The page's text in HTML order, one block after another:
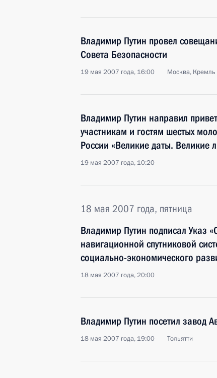
Владимир Путин провел
Совета Безопасности
19 мая 2007 года, 16:00 Москва, Кремль
Владимир Путин направил
участникам и гостям шестых
России «Великие даты. Великие
19 мая 2007 года, 10:20
18 мая 2007 года, пятница
Владимир Путин подписал Указ
навигационной спутниковой
социально-экономического
18 мая 2007 года, 20:00
Владимир Путин посетил завод
18 мая 2007 года, 19:00 Тольятти